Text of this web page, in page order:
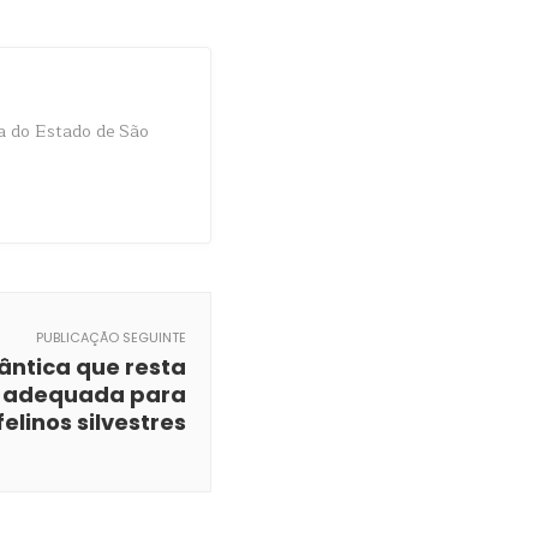
do Estado de São
PUBLICAÇÃO SEGUINTE
que resta
adequada para
silvestres